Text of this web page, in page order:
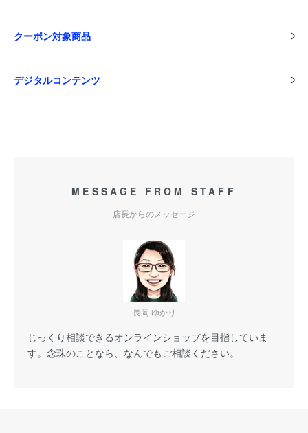
クーポン対象商品
デジタルコンテンツ
MESSAGE FROM STAFF
店長からのメッセージ
長岡 ゆかり
じっくり相談できるオンラインショップを目指していま
す。念珠のことなら、なんでもご相談ください。